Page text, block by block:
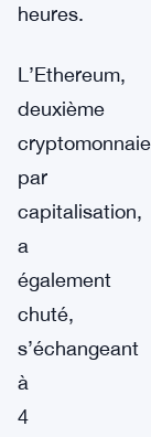
heures.
L’Ethereum,
deuxième
cryptomonnaie
par
capitalisation,
a
également
chuté,
s’échangeant
à
4